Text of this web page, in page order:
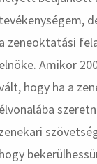
tevékenységem,
a zeneoktatási
elnöke. Amikor
hogy ha a
élvonalába
zenekari
hogy